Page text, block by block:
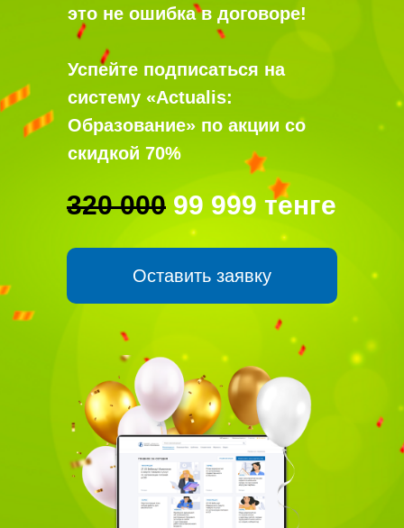
это не ошибка в договоре!
Успейте подписаться на
систему «Actualis:
Образование» по акции со
скидкой 70%
Оставить заявку
320 000 99 999 тенге